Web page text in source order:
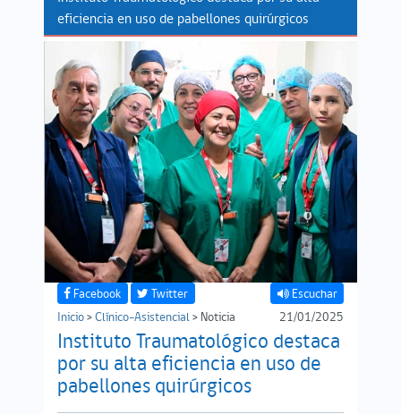
eficiencia en uso de pabellones quirúrgicos
Facebook Twitter
Escuchar
Inicio > Clínico-Asistencial > Noticia 21/01/2025
Instituto Traumatológico destaca
por su alta eficiencia en uso de
pabellones quirúrgicos